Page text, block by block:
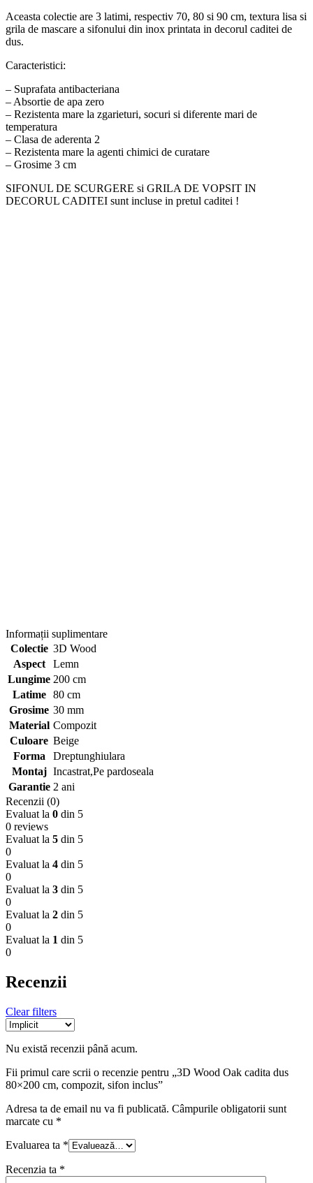
Aceasta colectie are 3 latimi, respectiv 70, 80 si 90 cm, textura lisa si
grila de mascare a sifonului din inox printata in decorul caditei de
dus.
Caracteristici:
– Suprafata antibacteriana
– Absortie de apa zero
– Rezistenta mare la zgarieturi, socuri si diferente mari de
temperatura
– Clasa de aderenta 2
– Rezistenta mare la agenti chimici de curatare
– Grosime 3 cm
SIFONUL DE SCURGERE si GRILA DE VOPSIT IN
DECORUL CADITEI sunt incluse in pretul caditei !
Informații suplimentare
Colectie 3D Wood
Aspect
Lemn
Lungime 200 cm
Latime
80 cm
Grosime 30 mm
Material Compozit
Culoare Beige
Forma
Dreptunghiulara
Montaj Incastrat,Pe pardoseala
Garantie 2 ani
Recenzii (0)
Evaluat la 0 din 5
0 reviews
Evaluat la 5 din 5
0
Evaluat la 4 din 5
0
Evaluat la 3 din 5
0
Evaluat la 2 din 5
0
Evaluat la 1 din 5
0
Recenzii
Clear filters
Nu există recenzii până acum.
Fii primul care scrii o recenzie pentru „3D Wood Oak cadita dus
80×200 cm, compozit, sifon inclus”
Adresa ta de email nu va fi publicată. Câmpurile obligatorii sunt
marcate cu *
Evaluarea ta *
Recenzia ta *